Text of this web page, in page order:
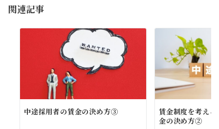
ン
関連記事
中途採用者の賃金の決め方③
賃金制度を考え
金の決め方②